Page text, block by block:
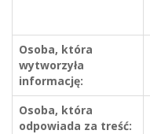
Osoba, która
wytworzyła
informację:
Osoba, która
odpowiada za treść: